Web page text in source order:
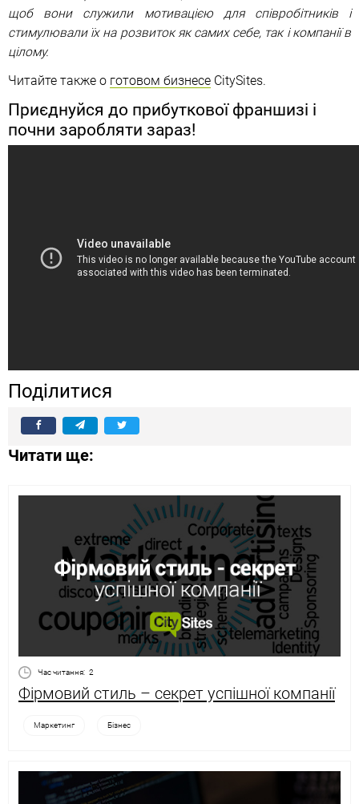
щоб вони служили мотивацією для співробітників і
стимулювали їх на розвиток як самих себе, так і компанії в
цілому.
Читайте также о готовом бизнесе CitySites.
Приєднуйся до прибуткової франшизі і
почни заробляти зараз!
Поділитися
Читати ще:
Час читання: 2
Фірмовий стиль – секрет успішної компанії
Маркетинг Бізнес